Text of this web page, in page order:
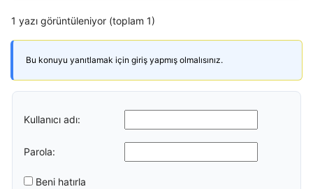
1 yazı görüntüleniyor (toplam 1)
Bu konuyu yanıtlamak için giriş yapmış olmalısınız.
Kullanıcı adı:
Parola:
Beni hatırla